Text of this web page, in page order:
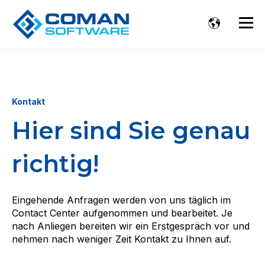
Kontakt
Hier sind Sie genau
richtig!
Eingehende Anfragen werden von uns täglich im
Contact Center aufgenommen und bearbeitet. Je
nach Anliegen bereiten wir ein Erstgespräch vor und
nehmen nach weniger Zeit Kontakt zu Ihnen auf.